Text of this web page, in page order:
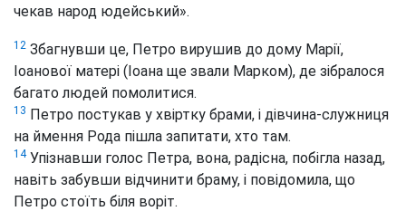
чекав народ юдейський».
12 Збагнувши це, Петро вирушив до дому Марії,
Іоанової матері (Іоана ще звали Марком), де зібралося
багато людей помолитися.
13 Петро постукав у хвіртку брами, і дівчина-служниця
на ймення Рода пішла запитати, хто там.
14Упізнавши голос Петра, вона, радісна, побігла назад,
навіть забувши відчинити браму, і повідомила, що
Петро стоїть біля воріт.